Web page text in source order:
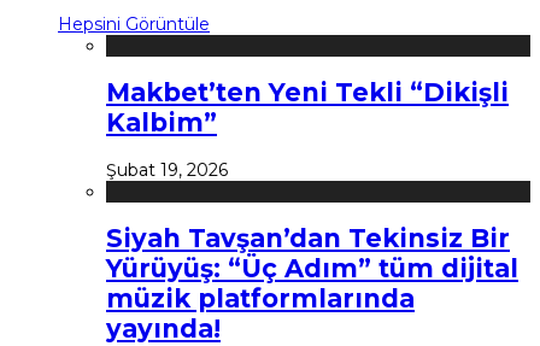
Hepsini Görüntüle
Makbet’ten Yeni Tekli “Dikişli
Kalbim”
Şubat 19, 2026
Siyah Tavşan’dan Tekinsiz Bir
Yürüyüş: “Üç Adım” tüm dijital
müzik platformlarında
yayında!